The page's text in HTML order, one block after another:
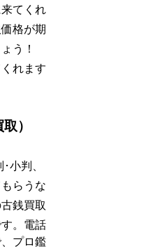
てくれ
格が期
う！
れます
）
小判、
らうな
銭買取
。 電話
プロ鑑